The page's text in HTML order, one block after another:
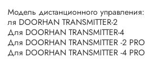
Модель дистанционного управления:
ля DOORHAN TRANSMITTER-2
Для DOORHAN TRANSMITTER-4
Для DOORHAN TRANSMITTER -2 PRO
Для DOORHAN TRANSMITTER -4 PRO